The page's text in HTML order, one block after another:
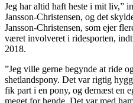
Jeg har altid haft heste i mit liv,”
Jansson-Christensen, og det
Jansson-Christensen, som ejer
været involveret i ridesporten,
2018.
”Jeg ville gerne begynde at ride
shetlandspony. Det var rigtig
fik part i en pony, og dernæst en
meget for hende. Det var med